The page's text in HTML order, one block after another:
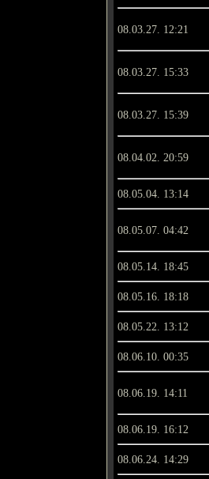
08.03.27. 12:21
08.03.27. 15:33
08.03.27. 15:39
08.04.02. 20:59
08.05.04. 13:14
08.05.07. 04:42
08.05.14. 18:45
08.05.16. 18:18
08.05.22. 13:12
08.06.10. 00:35
08.06.19. 14:11
08.06.19. 16:12
08.06.24. 14:29